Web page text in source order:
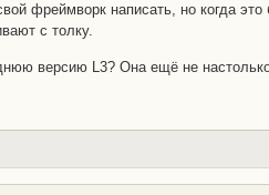
фреймворк написать, но когда это
с толку.
версию L3? Она ещё не